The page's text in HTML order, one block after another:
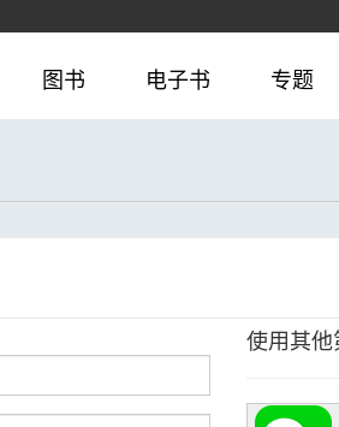
图书 电子书 专题
使用其他